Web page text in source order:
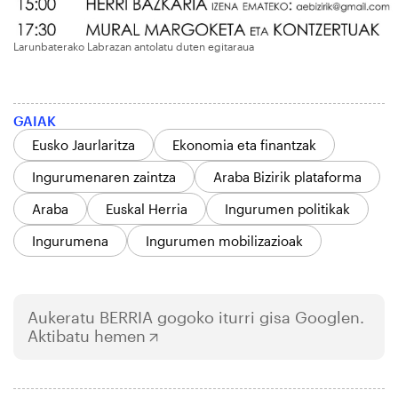
Larunbaterako Labrazan antolatu duten egitaraua
GAIAK
Eusko Jaurlaritza
Ekonomia eta finantzak
Ingurumenaren zaintza
Araba Bizirik plataforma
Araba
Euskal Herria
Ingurumen politikak
Ingurumena
Ingurumen mobilizazioak
Aukeratu BERRIA gogoko iturri gisa Googlen.
Aktibatu hemen